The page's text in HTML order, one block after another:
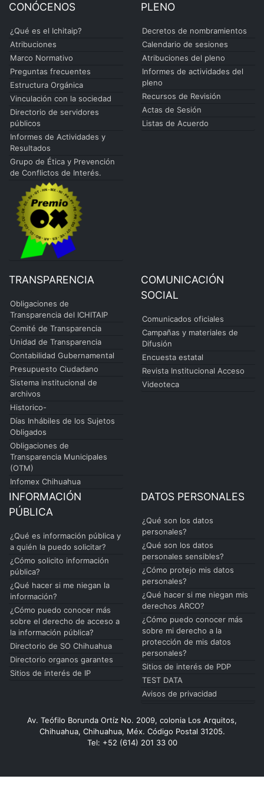
CONÓCENOS
¿Qué es el Ichitaip?
Atribuciones
Marco Normativo
Preguntas frecuentes
Estructura Orgánica
Vinculación con la sociedad
Directorio de servidores
públicos
Informes de Actividades y
Resultados
Grupo de Ética y Prevención
de Conflictos de Interés.
PLENO
Decretos de nombramientos
Calendario de sesiones
Atribuciones del pleno
Informes de actividades del
pleno
Recursos de Revisión
Actas de Sesión
Listas de Acuerdo
TRANSPARENCIA
Obligaciones de
Transparencia del ICHITAIP
Comité de Transparencia
Unidad de Transparencia
Contabilidad Gubernamental
Presupuesto Ciudadano
Sistema institucional de
archivos
Historico-
Días Inhábiles de los Sujetos
Obligados
Obligaciones de
Transparencia Municipales
(OTM)
Infomex Chihuahua
COMUNICACIÓN
SOCIAL
Comunicados oficiales
Campañas y materiales de
Difusión
Encuesta estatal
Revista Institucional Acceso
Videoteca
INFORMACIÓN
PÚBLICA
¿Qué es información pública y
a quién la puedo solicitar?
¿Cómo solicito información
pública?
¿Qué hacer si me niegan la
información?
¿Cómo puedo conocer más
sobre el derecho de acceso a
la información pública?
Directorio de SO Chihuahua
Directorio organos garantes
Sitios de interés de IP
DATOS PERSONALES
¿Qué son los datos
personales?
¿Qué son los datos
personales sensibles?
¿Cómo protejo mis datos
personales?
¿Qué hacer si me niegan mis
derechos ARCO?
¿Cómo puedo conocer más
sobre mi derecho a la
protección de mis datos
personales?
Sitios de interés de PDP
TEST DATA
Avisos de privacidad
Av. Teófilo Borunda Ortíz No. 2009, colonia Los Arquitos,
Chihuahua, Chihuahua, Méx. Código Postal 31205.
Tel: +52 (614) 201 33 00